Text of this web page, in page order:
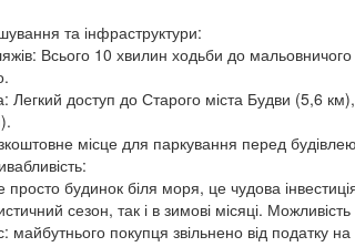
та інфраструктури:
Всього 10 хвилин ходьби до
Легкий доступ до Старого міста Будви (5,6
місце для паркування перед
будинок біля моря, це чудова
сезон, так і в зимові місяці. Можливість
покупця звільнено від податку